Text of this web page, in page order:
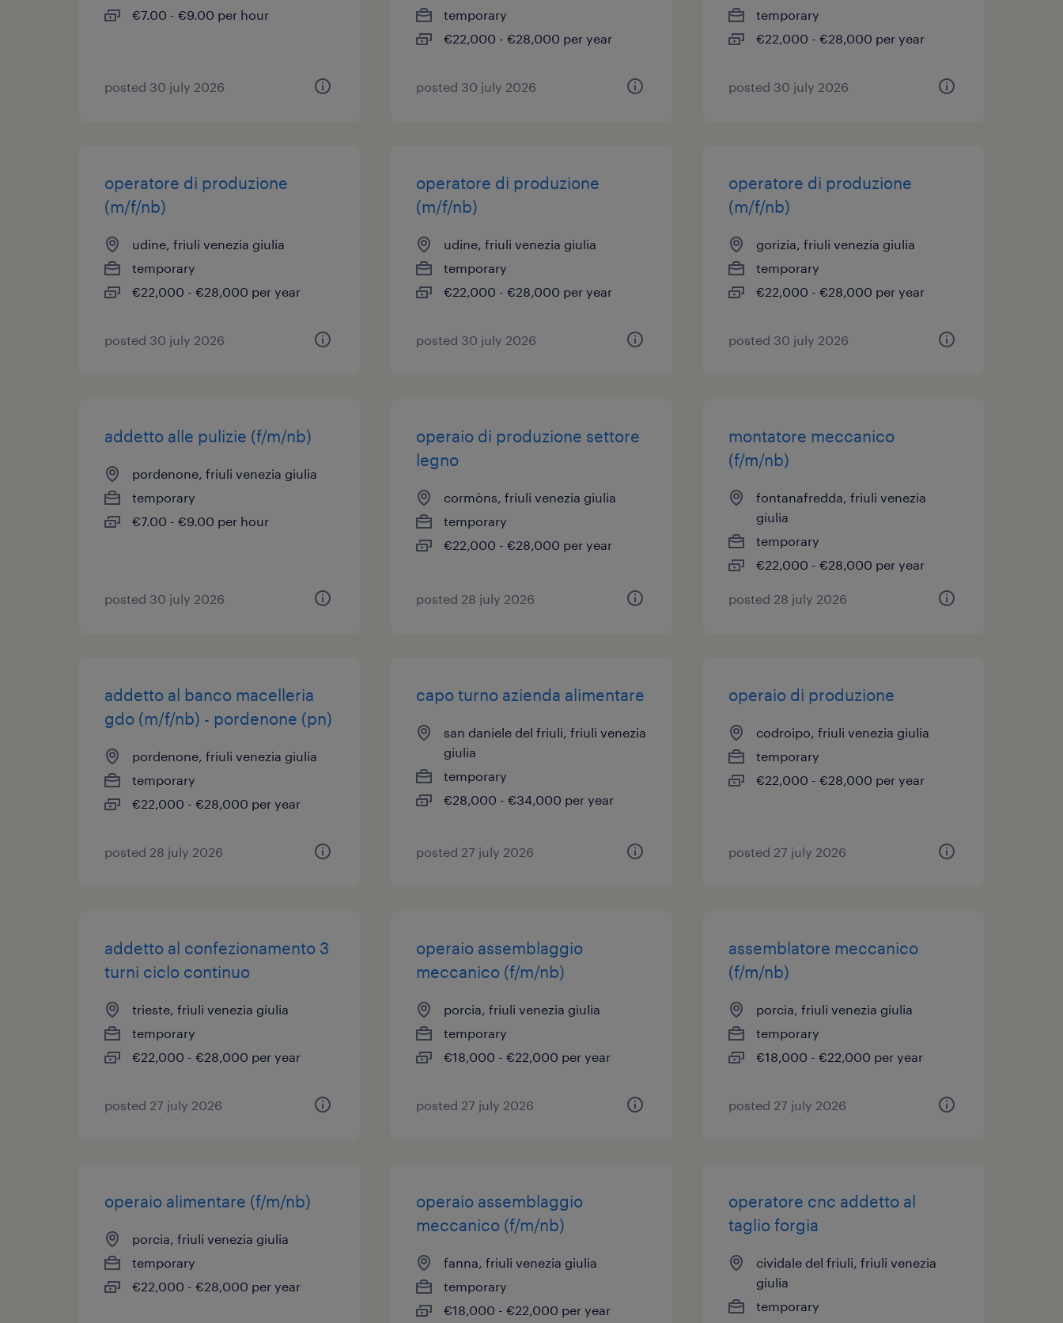
€7.00 - €9.00 per hour
posted 30 july 2026
temporary
€22,000 - €28,000 per year
posted 30 july 2026
temporary
€22,000 - €28,000 per year
posted 30 july 2026
operatore di produzione
(m/f/nb)
udine, friuli venezia giulia
temporary
€22,000 - €28,000 per year
posted 30 july 2026
operatore di produzione
(m/f/nb)
udine, friuli venezia giulia
temporary
€22,000 - €28,000 per year
posted 30 july 2026
operatore di produzione
(m/f/nb)
gorizia, friuli venezia giulia
temporary
€22,000 - €28,000 per year
posted 30 july 2026
addetto alle pulizie (f/m/nb)
pordenone, friuli venezia giulia
temporary
€7.00 - €9.00 per hour
posted 30 july 2026
operaio di produzione settore
legno
cormòns, friuli venezia giulia
temporary
€22,000 - €28,000 per year
posted 28 july 2026
montatore meccanico
(f/m/nb)
fontanafredda, friuli venezia
giulia
temporary
€22,000 - €28,000 per year
posted 28 july 2026
addetto al banco macelleria
gdo (m/f/nb) - pordenone (pn)
pordenone, friuli venezia giulia
temporary
€22,000 - €28,000 per year
posted 28 july 2026
capo turno azienda alimentare
san daniele del friuli, friuli venezia
giulia
temporary
€28,000 - €34,000 per year
posted 27 july 2026
operaio di produzione
codroipo, friuli venezia giulia
temporary
€22,000 - €28,000 per year
posted 27 july 2026
addetto al confezionamento 3
turni ciclo continuo
trieste, friuli venezia giulia
temporary
€22,000 - €28,000 per year
posted 27 july 2026
operaio assemblaggio
meccanico (f/m/nb)
porcia, friuli venezia giulia
temporary
€18,000 - €22,000 per year
posted 27 july 2026
assemblatore meccanico
(f/m/nb)
porcia, friuli venezia giulia
temporary
€18,000 - €22,000 per year
posted 27 july 2026
operaio alimentare (f/m/nb)
porcia, friuli venezia giulia
temporary
€22,000 - €28,000 per year
operaio assemblaggio
meccanico (f/m/nb)
fanna, friuli venezia giulia
temporary
€18,000 - €22,000 per year
operatore cnc addetto al
taglio forgia
cividale del friuli, friuli venezia
giulia
temporary